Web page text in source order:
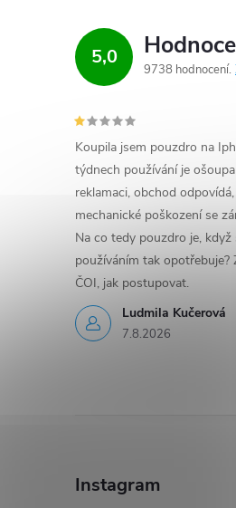
p
r
v
k
y
v
ý
p
i
5,0
9738 hodnocení
Ludmila Kučerová
7.8.2026
Koupila jsem pouzdro na
týdnech používání je
reklamaci, obchod
mechanické poškození se
Na co tedy pouzdro je, když
používáním tak opotřebuje?
ČOI, jak postupovat.
Instagram